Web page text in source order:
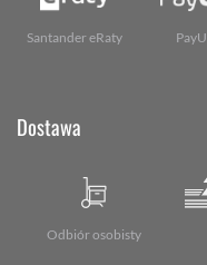
Santander eRaty PayU
Dostawa
Odbiór osobisty